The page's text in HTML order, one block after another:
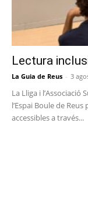
Lectura
La Guia de Reus - 3
La Lliga i
l’Espai Boule de
accessibles a través...